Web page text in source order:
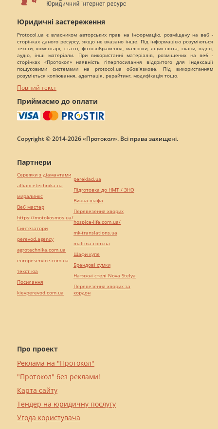
Юридичні застереження
Protocol.ua є власником авторських прав на інформацію, розміщену на веб -
сторінках даного ресурсу, якщо не вказано інше. Під інформацією розуміються
тексти, коментарі, статті, фотозображення, малюнки, ящик-шота, скани, відео,
аудіо, інші матеріали. При використанні матеріалів, розміщених на веб -
сторінках «Протокол» наявність гіперпосилання відкритого для індексації
пошуковими системами на protocol.ua обов`язкове. Під використанням
розуміється копіювання, адаптація, рерайтинг, модифікація тощо.
Повний текст
Приймаємо до оплати
Copyright © 2014-2026 «Протокол». Всі права захищені.
Про проект
Реклама на "Протокол"
"Протокол" без реклами!
Карта сайту
Тендер на юридичну послугу
Угода користувача
Партнери
Сережки з діамантами
alliancetechnika.ua
миралинкс
Веб мастер
https://motokosmos.ua/
Синтезатори
perevod.agency
agrotechnika.com.ua
europeservice.com.ua
текст юа
Посилання
kievperevod.com.ua
pereklad.ua
Підготовка до НМТ / ЗНО
Винна шафа
Перевезення хворих
hospice-life.com.ua/
mk-translations.ua
maltina.com.ua
Шафи купе
Брендові сумки
Натяжні стелі Nova Stelya
Перевезення хворих за
кордон